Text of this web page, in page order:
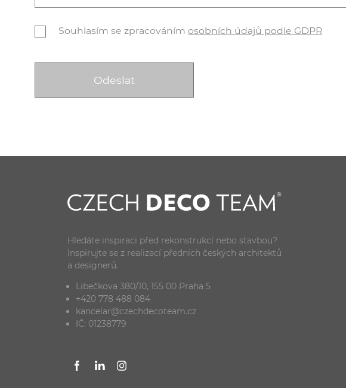
Souhlasím se zpracováním osobních údajů podle GDPR
Hledáte inspiraci před rekonstrukcí nebo stavbou?
Inspirujte se z realizací předních českých architektů
a designerů.
Libečkova 380/10, 155 00 Praha 5
+420 778 488 084
kancelar@czechdecoteam.cz
IČ: 01238779